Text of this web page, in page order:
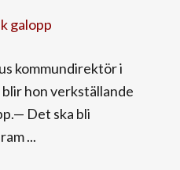
galopp
kommundirektör i
hon verkställande
Det ska bli
...